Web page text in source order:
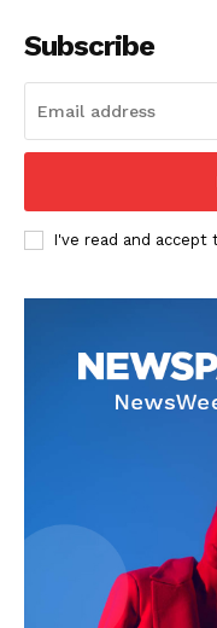
Subscribe
I've read and accept